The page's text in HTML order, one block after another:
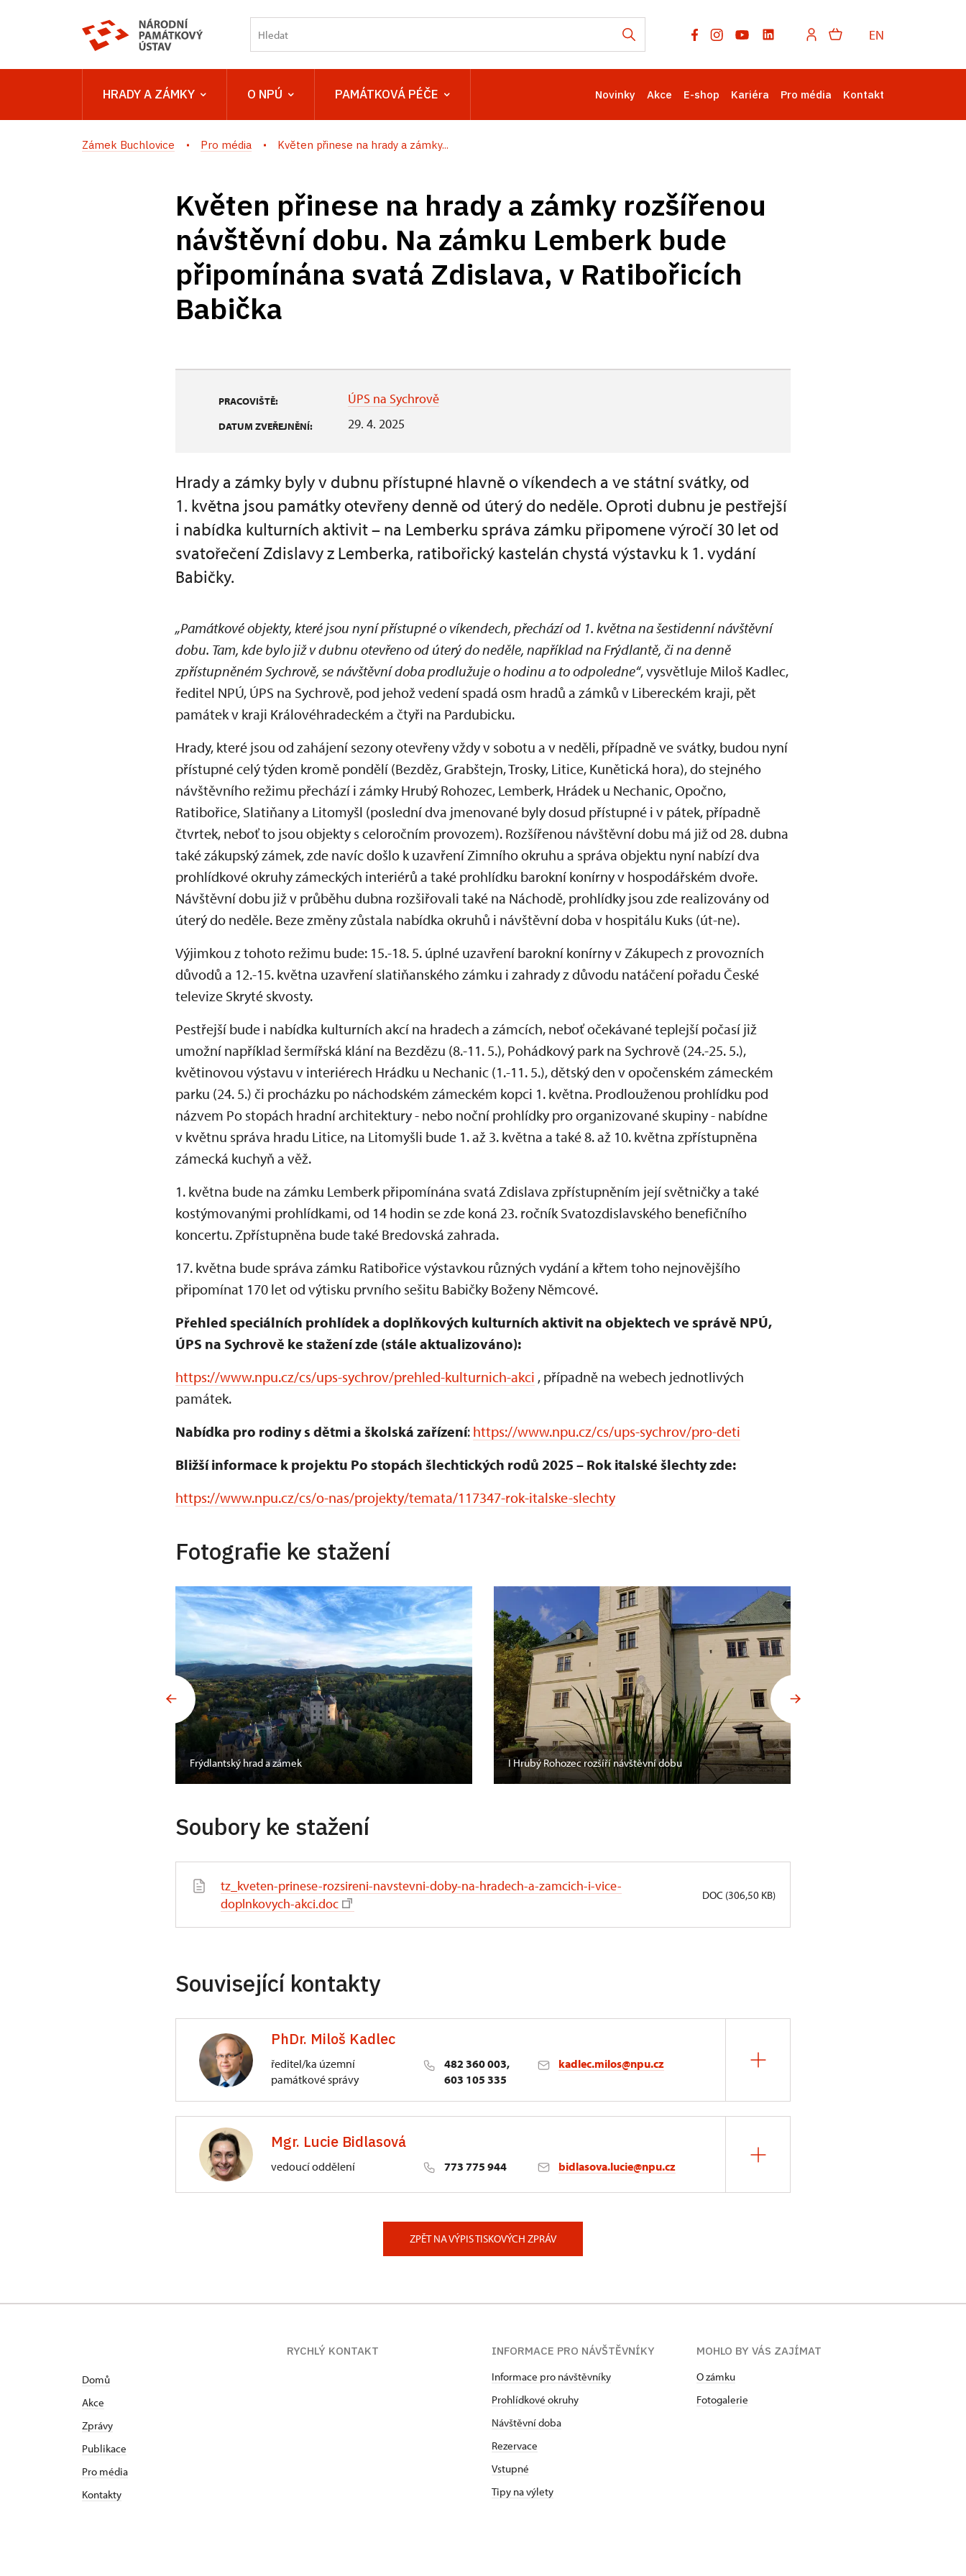
EN
HRADY A ZÁMKY O NPÚ PAMÁTKOVÁ PÉČE Novinky Akce E-shop Kariéra Pro média Kontakt
Zámek Buchlovice Pro média Květen přinese na hrady a zámky...
Květen přinese na hrady a zámky rozšířenou
návštěvní dobu. Na zámku Lemberk bude
připomínána svatá Zdislava, v Ratibořicích
Babička
PRACOVIŠTĚ: ÚPS na Sychrově
DATUM ZVEŘEJNĚNÍ: 29. 4. 2025
Hrady a zámky byly v dubnu přístupné hlavně o víkendech a ve státní svátky, od
1. května jsou památky otevřeny denně od úterý do neděle. Oproti dubnu je pestřejší
i nabídka kulturních aktivit – na Lemberku správa zámku připomene výročí 30 let od
svatořečení Zdislavy z Lemberka, ratibořický kastelán chystá výstavku k 1. vydání
Babičky.
„Památkové objekty, které jsou nyní přístupné o víkendech, přechází od 1. května na šestidenní návštěvní
dobu. Tam, kde bylo již v dubnu otevřeno od úterý do neděle, například na Frýdlantě, či na denně
zpřístupněném Sychrově, se návštěvní doba prodlužuje o hodinu a to odpoledne“, vysvětluje Miloš Kadlec,
ředitel NPÚ, ÚPS na Sychrově, pod jehož vedení spadá osm hradů a zámků v Libereckém kraji, pět
památek v kraji Královéhradeckém a čtyři na Pardubicku.
Hrady, které jsou od zahájení sezony otevřeny vždy v sobotu a v neděli, případně ve svátky, budou nyní
přístupné celý týden kromě pondělí (Bezděz, Grabštejn, Trosky, Litice, Kunětická hora), do stejného
návštěvního režimu přechází i zámky Hrubý Rohozec, Lemberk, Hrádek u Nechanic, Opočno,
Ratibořice, Slatiňany a Litomyšl (poslední dva jmenované byly dosud přístupné i v pátek, případně
čtvrtek, neboť to jsou objekty s celoročním provozem). Rozšířenou návštěvní dobu má již od 28. dubna
také zákupský zámek, zde navíc došlo k uzavření Zimního okruhu a správa objektu nyní nabízí dva
prohlídkové okruhy zámeckých interiérů a také prohlídku barokní konírny v hospodářském dvoře.
Návštěvní dobu již v průběhu dubna rozšiřovali také na Náchodě, prohlídky jsou zde realizovány od
úterý do neděle. Beze změny zůstala nabídka okruhů i návštěvní doba v hospitálu Kuks (út-ne).
Výjimkou z tohoto režimu bude: 15.-18. 5. úplné uzavření barokní konírny v Zákupech z provozních
důvodů a 12.-15. května uzavření slatiňanského zámku i zahrady z důvodu natáčení pořadu České
televize Skryté skvosty.
Pestřejší bude i nabídka kulturních akcí na hradech a zámcích, neboť očekávané teplejší počasí již
umožní například šermířská klání na Bezdězu (8.-11. 5.), Pohádkový park na Sychrově (24.-25. 5.),
květinovou výstavu v interiérech Hrádku u Nechanic (1.-11. 5.), dětský den v opočenském zámeckém
parku (24. 5.) či procházku po náchodském zámeckém kopci 1. května. Prodlouženou prohlídku pod
názvem Po stopách hradní architektury - nebo noční prohlídky pro organizované skupiny - nabídne
v květnu správa hradu Litice, na Litomyšli bude 1. až 3. května a také 8. až 10. května zpřístupněna
zámecká kuchyň a věž.
1. května bude na zámku Lemberk připomínána svatá Zdislava zpřístupněním její světničky a také
kostýmovanými prohlídkami, od 14 hodin se zde koná 23. ročník Svatozdislavského benefičního
koncertu. Zpřístupněna bude také Bredovská zahrada.
17. května bude správa zámku Ratibořice výstavkou různých vydání a křtem toho nejnovějšího
připomínat 170 let od výtisku prvního sešitu Babičky Boženy Němcové.
Přehled speciálních prohlídek a doplňkových kulturních aktivit na objektech ve správě NPÚ,
ÚPS na Sychrově ke stažení zde (stále aktualizováno):
https://www.npu.cz/cs/ups-sychrov/prehled-kulturnich-akci , případně na webech jednotlivých
památek.
Nabídka pro rodiny s dětmi a školská zařízení: https://www.npu.cz/cs/ups-sychrov/pro-deti
Bližší informace k projektu Po stopách šlechtických rodů 2025 – Rok italské šlechty zde:
https://www.npu.cz/cs/o-nas/projekty/temata/117347-rok-italske-slechty
Fotografie ke stažení
Frýdlantský hrad a zámek I Hrubý Rohozec rozšíří návštěvní dobu
Soubory ke stažení
tz_kveten-prinese-rozsireni-navstevni-doby-na-hradech-a-zamcich-i-vice-
doplnkovych-akci.doc
DOC (306,50 KB)
Související kontakty
PhDr. Miloš Kadlec
ředitel/ka územní
památkové správy
482 360 003,
603 105 335
kadlec.milos@npu.cz
3/, Sychrov 3Mgr. Lucie Bidlasová
vedoucí oddělení 773 775 944 bidlasova.lucie@npu.cz
ZPĚT NA VÝPIS TISKOVÝCH ZPRÁV
Domů
Akce
Zprávy
Publikace
Pro média
Kontakty
RYCHLÝ KONTAKT
INFORMACE PRO NÁVŠTĚVNÍKY
Informace pro návštěvníky
Prohlídkové okruhy
Návštěvní doba
Rezervace
Vstupné
Tipy na výlety
MOHLO BY VÁS ZAJÍMAT
O zámku
Fotogalerie